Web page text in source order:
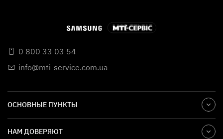
0 800 33 03 54
info@mti-service.com.ua
ОСНОВНЫЕ ПУНКТЫ
НАМ ДОВЕРЯЮТ